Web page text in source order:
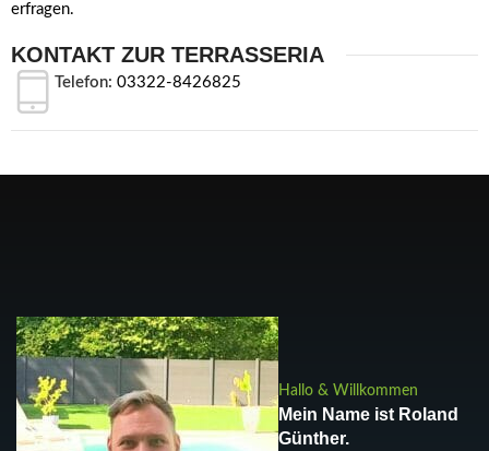
erfragen.
KONTAKT ZUR TERRASSERIA
Telefon: 03322-8426825
Hallo & Willkommen
Mein Name ist Roland
Günther.